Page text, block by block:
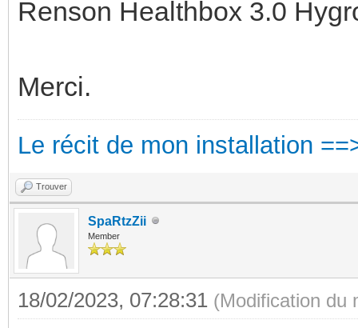
Renson Healthbox 3.0
Merci.
Le récit de mon installation
Trouver
SpaRtzZii
Member
18/02/2023, 07:28:31 (Modification du